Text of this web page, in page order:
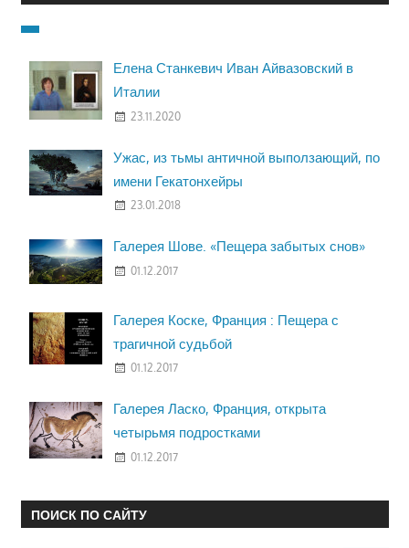
Елена Станкевич Иван Айвазовский в
Италии
23.11.2020
Ужас, из тьмы античной выползающий, по
имени Гекатонхейры
23.01.2018
Галерея Шове. «Пещера забытых снов»
01.12.2017
Галерея Коске, Франция : Пещера с
трагичной судьбой
01.12.2017
Галерея Ласко, Франция, открыта
четырьмя подростками
01.12.2017
ПОИСК ПО САЙТУ